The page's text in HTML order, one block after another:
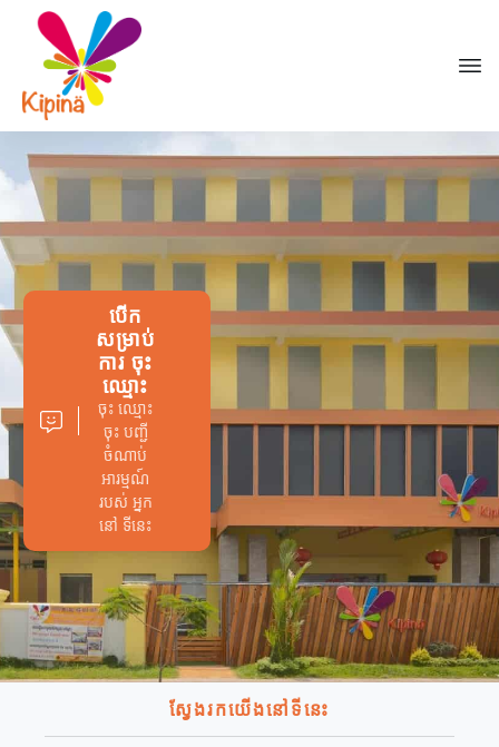
បើក
សម្រាប់
ការ ចុះ
ឈ្មោះ
ចុះ ឈ្មោះ
ចុះ បញ្ជី
ចំណាប់
អារម្មណ៍
របស់ អ្នក
នៅ ទីនេះ
ស្វែងរកយើងនៅទីនេះ